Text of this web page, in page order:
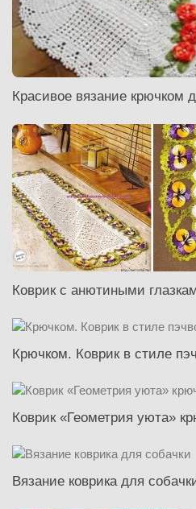
Красивое вязание крючком
Коврик с анютиными
Крючком. Коврик в стиле
Коврик «Геометрия уюта»
Вязание коврика для